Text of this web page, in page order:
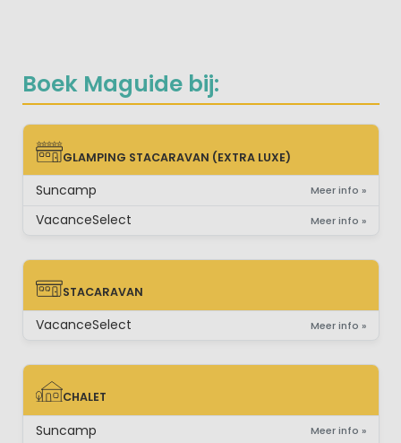
Boek Maguide bij:
GLAMPING STACARAVAN (EXTRA LUXE)
GLAMPING STACARAVAN (EXTRA LUXE)
Suncamp Meer info »
VacanceSelect Meer info »
STACARAVAN
STACARAVAN
VacanceSelect Meer info »
CHALET
CHALET
Suncamp Meer info »